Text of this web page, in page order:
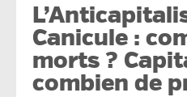
Canicule :
morts ?
combien de